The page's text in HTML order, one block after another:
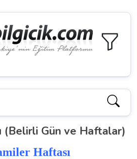
(Belirli Gün ve Haftalar)
Haftası